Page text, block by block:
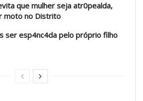
que mulher seja atr0pealda,
moto no Distrito
ser esp4nc4da pelo próprio filho